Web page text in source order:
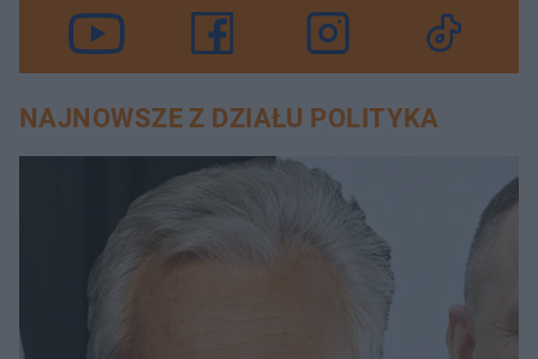
NAJNOWSZE Z DZIAŁU POLITYKA